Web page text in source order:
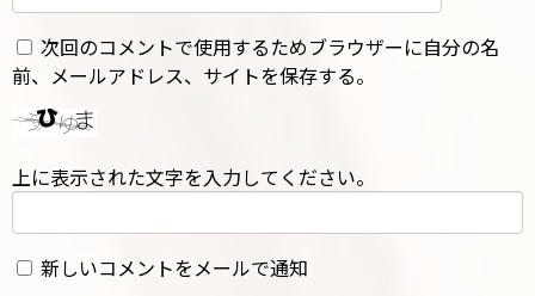
次回のコメントで使用するためブラウザーに自分の名
前、メールアドレス、サイトを保存する。
上に表示された文字を入力してください。
新しいコメントをメールで通知